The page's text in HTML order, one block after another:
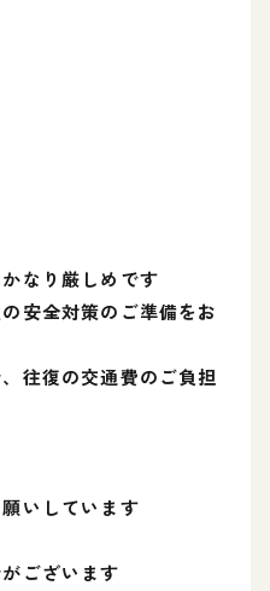
なり厳しめです
安全対策のご準備をお
往復の交通費のご負担
いしています
ございます